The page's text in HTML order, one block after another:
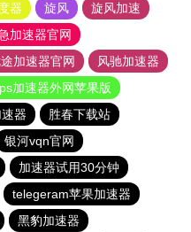
器 旋风
旋风加速
加速器官网
加速器官网
风驰加速器
加速器外网苹果版
器
胜春下载站
银河vqn官网
加速器试用30分钟
telegeram苹果加速器
黑豹加速器